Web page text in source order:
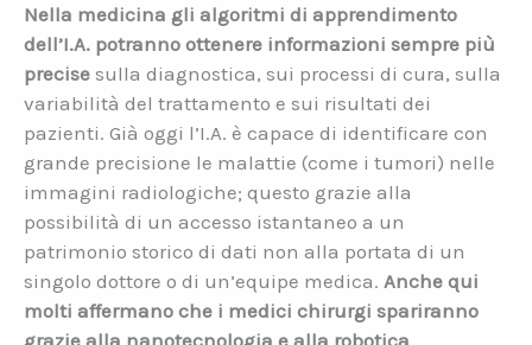
Nella medicina gli algoritmi di apprendimento
dell’I.A. potranno ottenere informazioni sempre più
precise sulla diagnostica, sui processi di cura, sulla
variabilità del trattamento e sui risultati dei
pazienti. Già oggi l’I.A. è capace di identificare con
grande precisione le malattie (come i tumori) nelle
immagini radiologiche; questo grazie alla
possibilità di un accesso istantaneo a un
patrimonio storico di dati non alla portata di un
singolo dottore o di un’equipe medica. Anche qui
molti affermano che i medici chirurgi spariranno
grazie alla nanotecnologia e alla robotica.